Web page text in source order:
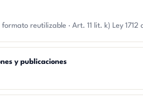
reutilizable · Art. 11 lit. k) Ley 1712
y publicaciones